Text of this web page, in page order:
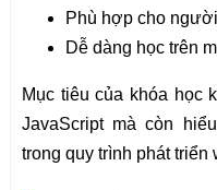
Phù hợp cho
Dễ dàng học trên
Mục tiêu của khóa học
JavaScript mà còn
trong quy trình phát triển